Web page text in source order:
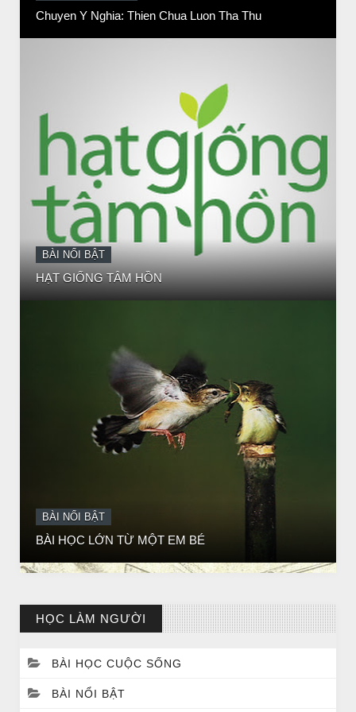
HẠT GIỐNG TÂM HỒN
BÀI NỔI BẬT
BÀI HỌC LỚN TỪ MỘT EM BÉ
BÀI NỔI BẬT
Huyền thoại vô danh - Bồ Tát đời thường
HỌC LÀM NGƯỜI
BÀI HỌC CUỘC SỐNG
BÀI NỔI BẬT